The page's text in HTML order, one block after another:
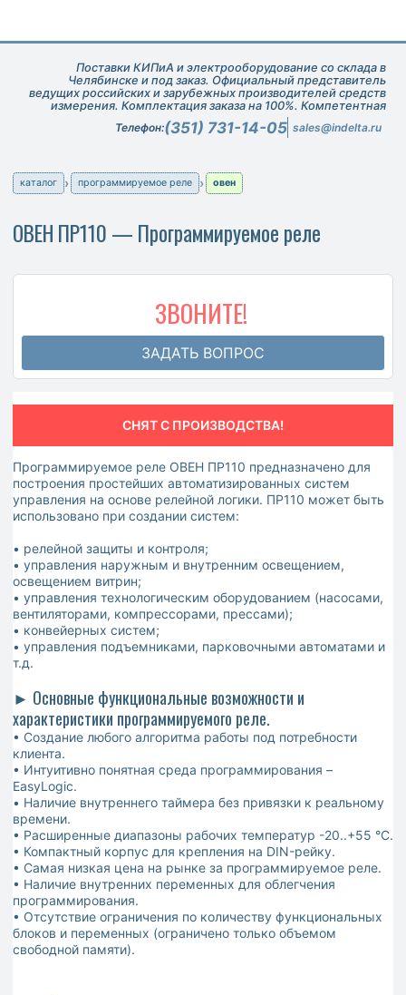
Поставки КИПиА и электрооборудование со склада в
Челябинске и под заказ. Официальный представитель
ведущих российских и зарубежных производителей средств
измерения. Комплектация заказа на 100%. Компетентная
техническая поддержка при подборе оборудования.
Телефон:(351) 731-14-05 sales@indelta.ru
каталог программируемое реле овен
ОВЕН ПР110 — Программируемое реле
ЗВОНИТЕ!
ЗАДАТЬ ВОПРОС
СНЯТ С ПРОИЗВОДСТВА!
Программируемое реле ОВЕН ПР110 предназначено для
построения простейших автоматизированных систем
управления на основе релейной логики. ПР110 может быть
использовано при создании систем:
• релейной защиты и контроля;
• управления наружным и внутренним освещением,
освещением витрин;
• управления технологическим оборудованием (насосами,
вентиляторами, компрессорами, прессами);
• конвейерных систем;
• управления подъемниками, парковочными автоматами и
т.д.
► Основные функциональные возможности и
характеристики программируемого реле.
• Создание любого алгоритма работы под потребности
клиента.
• Интуитивно понятная среда программирования –
EasyLogic.
• Наличие внутреннего таймера без привязки к реальному
времени.
• Расширенные диапазоны рабочих температур -20..+55 °С.
• Компактный корпус для крепления на DIN-рейку.
• Самая низкая цена на рынке за программируемое реле.
• Наличие внутренних переменных для облегчения
программирования.
• Отсутствие ограничения по количеству функциональных
блоков и переменных (ограничено только объемом
свободной памяти).